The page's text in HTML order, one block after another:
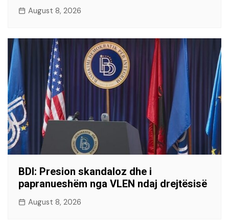
August 8, 2026
BDI: Presion skandaloz dhe i
papranueshëm nga VLEN ndaj drejtësisë
August 8, 2026